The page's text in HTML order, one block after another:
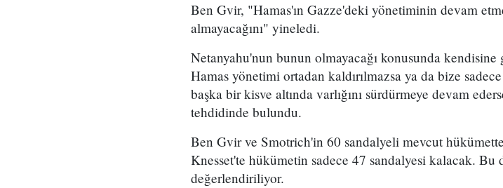
Ben Gvir, "Hamas'ın Gazze'deki yönetiminin devam
almayacağını" yineledi.
Netanyahu'nun bunun olmayacağı konusunda
Hamas yönetimi ortadan kaldırılmazsa ya da bize
başka bir kisve altında varlığını sürdürmeye devam
tehdidinde bulundu.
Ben Gvir ve Smotrich'in 60 sandalyeli mevcut
Knesset'te hükümetin sadece 47 sandalyesi kalacak. Bu
değerlendiriliyor.